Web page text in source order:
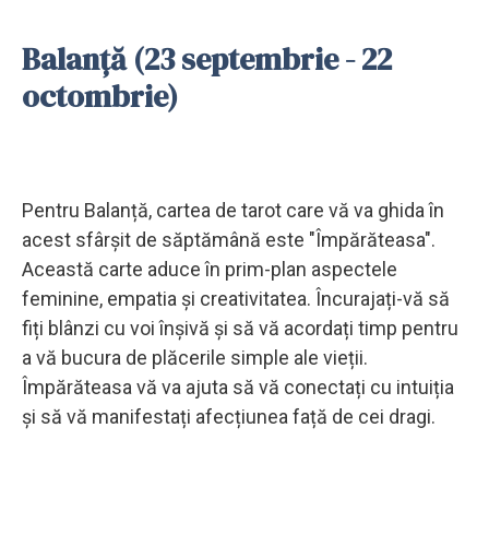
Balanță (23 septembrie - 22
octombrie)
Pentru Balanță, cartea de tarot care vă va ghida în
acest sfârșit de săptămână este "Împărăteasa".
Această carte aduce în prim-plan aspectele
feminine, empatia și creativitatea. Încurajați-vă să
fiți blânzi cu voi înșivă și să vă acordați timp pentru
a vă bucura de plăcerile simple ale vieții.
Împărăteasa vă va ajuta să vă conectați cu intuiția
și să vă manifestați afecțiunea față de cei dragi.